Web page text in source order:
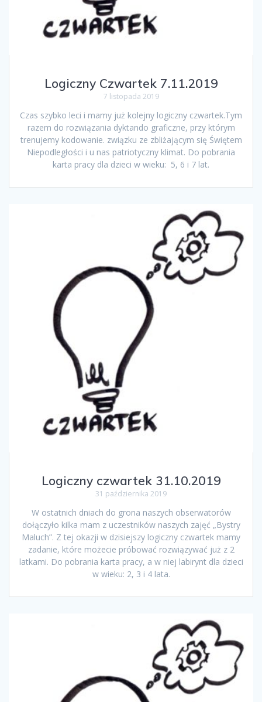
Logiczny Czwartek 7.11.2019
7 listopada 2019
Czas szybko leci i mamy już kolejny logiczny czwartek.Tym
razem do rozwiązania dyktando graficzne, przy którym
trenujemy kodowanie. związku ze zbliżającym się Świętem
Niepodległości i u nas patriotyczny klimat. Do pobrania
karta pracy dla dzieci w wieku: 5, 6 i 7 lat.
Logiczny czwartek 31.10.2019
31 października 2019
W ostatnich dniach do grona naszych obserwatorów
dołączyło kilka mam z uczestników naszych zajęć „Bystry
Maluch”. Z tej okazji w dzisiejszy logiczny czwartek mamy
zadanie, które możecie próbować rozwiązywać już z 2
latkami. Do pobrania karta pracy, a w niej labirynt dla dzieci
w wieku: 2, 3 i 4 lata.